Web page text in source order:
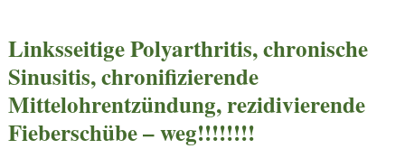
Linksseitige Polyarthritis, chronische
Sinusitis, chronifizierende
Mittelohrentzündung, rezidivierende
Fieberschübe – weg!!!!!!!!